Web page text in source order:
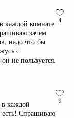
4
каждой комнате
зачем
надо что бы
с
не пользуется.
9
каждой
есть! Спрашиваю